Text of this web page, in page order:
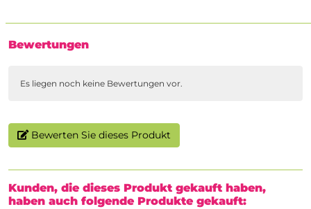
Bewertungen
Es liegen noch keine Bewertungen vor.
Bewerten Sie dieses Produkt
Kunden, die dieses Produkt gekauft haben,
haben auch folgende Produkte gekauft: